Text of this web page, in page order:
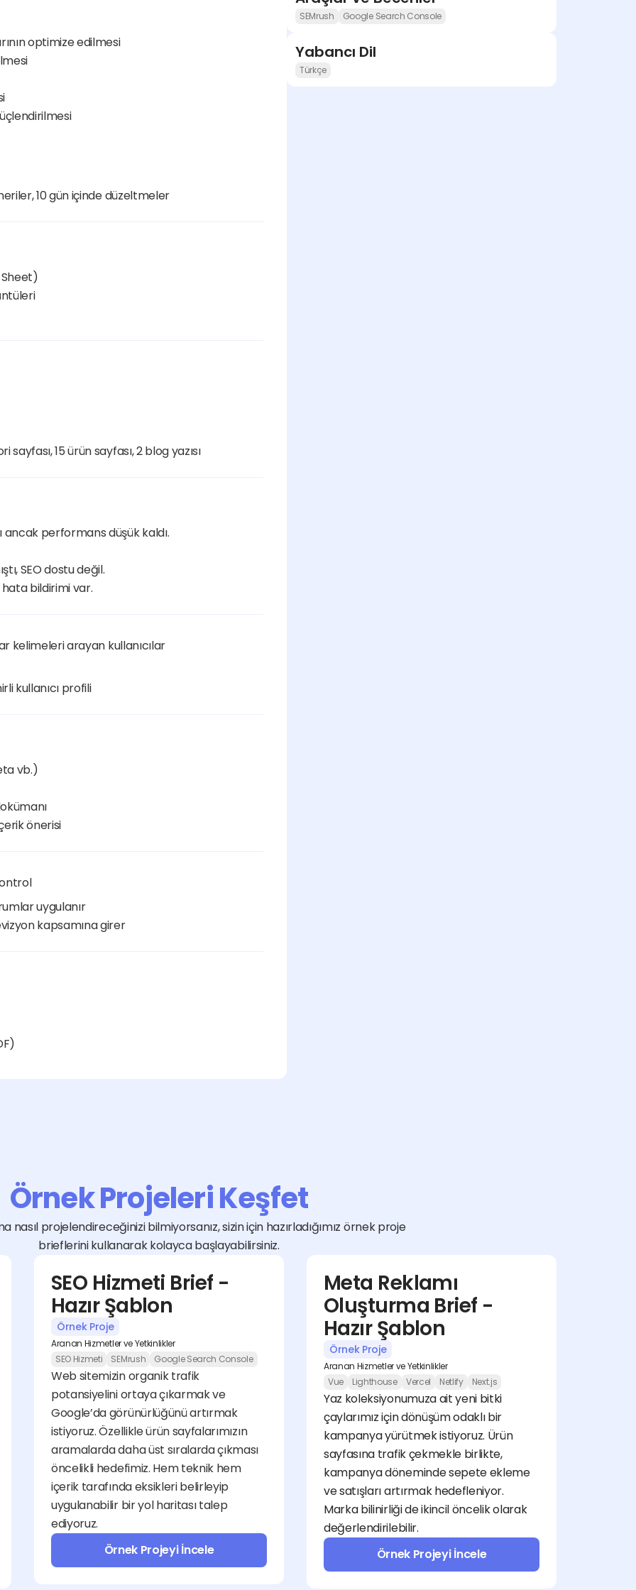
optimize edilmesi
10 gün içinde düzeltmeler
15 ürün sayfası, 2 blog yazısı
ancak performans düşük kaldı.
SEO dostu değil.
bildirimi var.
kelimeleri arayan kullanıcılar
kullanıcı profili
vb.)
önerisi
uygulanır
kapsamına girer
SEMrush Google Search Console
Yabancı Dil
Türkçe
Örnek Projeleri Keşfet
nasıl projelendireceğinizi bilmiyorsanız, sizin için hazırladığımız örnek proje
brieflerini kullanarak kolayca başlayabilirsiniz.
SEO Hizmeti Brief -
Hazır Şablon
Örnek Proje
Aranan Hizmetler ve Yetkinlikler
SEO Hizmeti
SEMrush Google Search Console
Web sitemizin organik trafik
potansiyelini ortaya çıkarmak ve
Google’da görünürlüğünü artırmak
istiyoruz. Özellikle ürün sayfalarımızın
aramalarda daha üst sıralarda çıkması
öncelikli hedefimiz. Hem teknik hem
içerik tarafında eksikleri belirleyip
uygulanabilir bir yol haritası talep
ediyoruz.
Örnek Projeyi İncele
Meta Reklamı
Oluşturma Brief -
Hazır Şablon
Örnek Proje
Aranan Hizmetler ve Yetkinlikler
Vue
Lighthouse Vercel Netlify Next.js
Yaz koleksiyonumuza ait yeni bitki
çaylarımız için dönüşüm odaklı bir
kampanya yürütmek istiyoruz. Ürün
sayfasına trafik çekmekle birlikte,
kampanya döneminde sepete ekleme
ve satışları artırmak hedefleniyor.
Marka bilinirliği de ikincil öncelik olarak
değerlendirilebilir.
Örnek Projeyi İncele